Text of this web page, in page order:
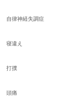
自律神経失調症
寝違え
打撲
頭痛